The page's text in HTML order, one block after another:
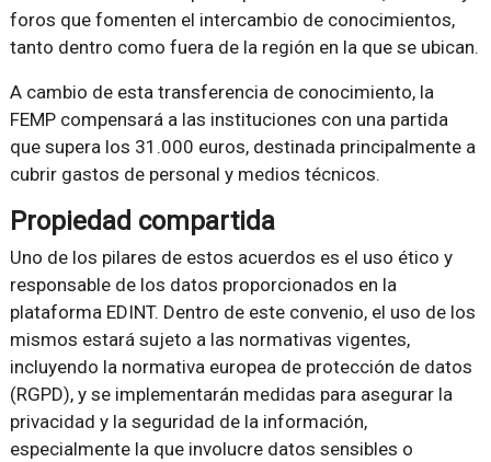
foros que fomenten el intercambio de conocimientos,
tanto dentro como fuera de la región en la que se ubican.
A cambio de esta transferencia de conocimiento, la
FEMP compensará a las instituciones con una partida
que supera los 31.000 euros, destinada principalmente a
cubrir gastos de personal y medios técnicos.
Propiedad compartida
Uno de los pilares de estos acuerdos es el uso ético y
responsable de los datos proporcionados en la
plataforma EDINT. Dentro de este convenio, el uso de los
mismos estará sujeto a las normativas vigentes,
incluyendo la normativa europea de protección de datos
(RGPD), y se implementarán medidas para asegurar la
privacidad y la seguridad de la información,
especialmente la que involucre datos sensibles o